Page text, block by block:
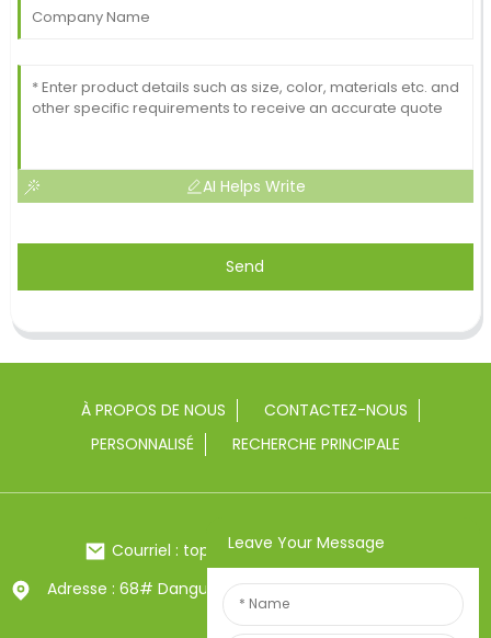
AI Helps Write
Send
À PROPOS DE NOUS
CONTACTEZ-NOUS
PERSONNALISÉ
RECHERCHE PRINCIPALE
Courriel : toptrue2@chinatoptrue.com
Adresse : 68# Dangui Road, ville de Yongkang, Zhejiang,
Chine
Leave Your Message